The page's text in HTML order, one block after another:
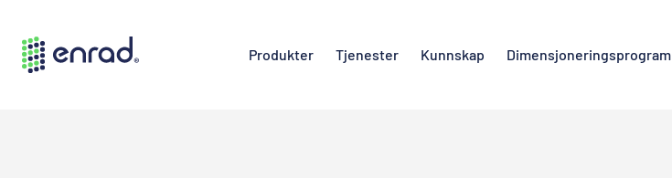
Produkter Tjenester Kunnskap Dimensjoneringsprogram